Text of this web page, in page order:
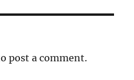
post a comment.